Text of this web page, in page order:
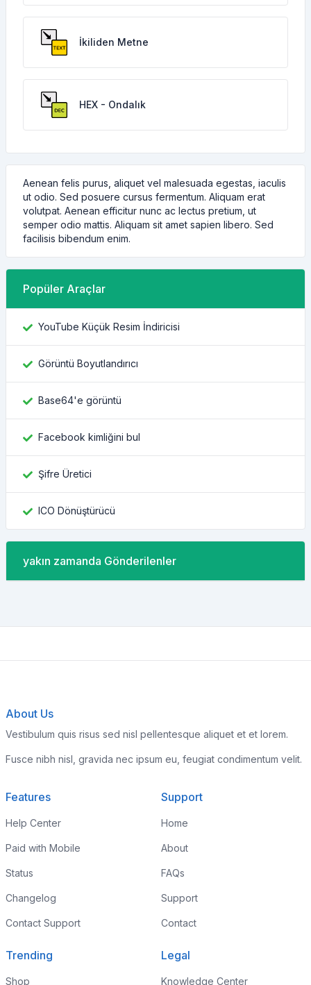
İkiliden Metne
HEX - Ondalık
Aenean felis purus, aliquet vel malesuada egestas, iaculis
ut odio. Sed posuere cursus fermentum. Aliquam erat
volutpat. Aenean efficitur nunc ac lectus pretium, ut
semper odio mattis. Aliquam sit amet sapien libero. Sed
facilisis bibendum enim.
Popüler Araçlar
YouTube Küçük Resim İndiricisi
Görüntü Boyutlandırıcı
Base64'e görüntü
Facebook kimliğini bul
Şifre Üretici
ICO Dönüştürücü
yakın zamanda Gönderilenler
About Us
Vestibulum quis risus sed nisl pellentesque aliquet et et lorem.
Fusce nibh nisl, gravida nec ipsum eu, feugiat condimentum velit.
Features
Help Center
Paid with Mobile
Status
Changelog
Contact Support
Support
Home
About
FAQs
Support
Contact
Trending
Shop
Legal
Knowledge Center